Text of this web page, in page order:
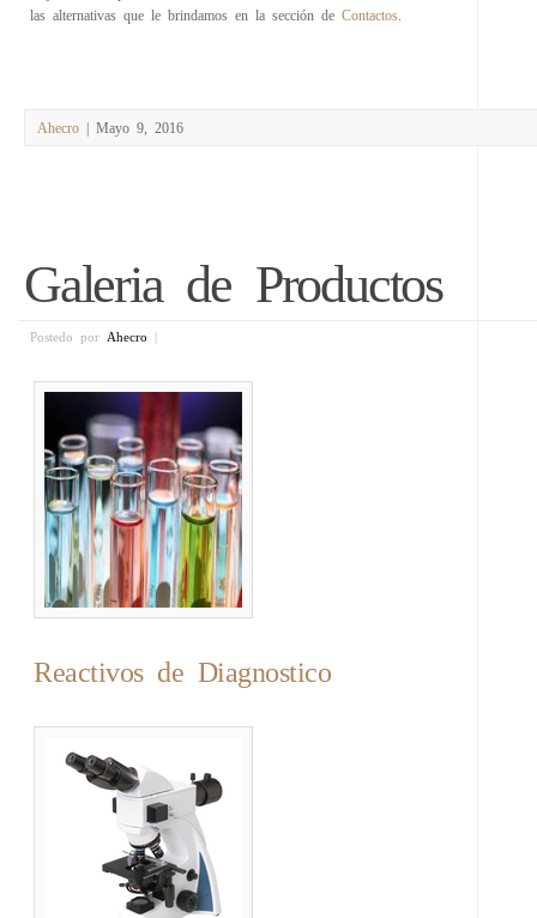
las alternativas que le brindamos en la sección de Contactos
Ahecro | Mayo 9, 2016
Galeria de Productos
Postedo por Ahecro |
Reactivos de Diagnostico